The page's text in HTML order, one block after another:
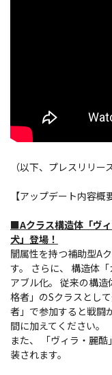
（以下、プレスリリー
【アップデート内容概
■Aクラス構造体「ヴ
犬」登場！
闇属性を持つ補助型A
す。 さらに、 構造体
アブル化。 従来の構
格者」のSクラスとし
者」で参加すると戦闘
間に加えてください。
また、 「ヴィラ・麗
装されます。